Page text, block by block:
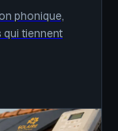
phonique,
qui tiennent